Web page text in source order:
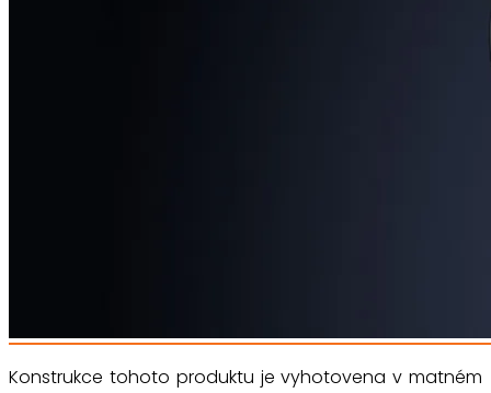
Konstrukce tohoto produktu je vyhotovena v matném